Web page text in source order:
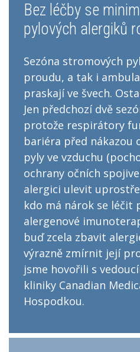
Bez léčby se
pylových alergiků
Sezóna stromových
proudu, a tak i
praskají ve švech.
Jen předchozí dvě
protože respirátory
bariéra před nákazou
pyly ve vzduchu
ochrany očních
alergici ulevit
kdo má nárok se léčit
alergenové
buď zcela zbavit
výrazně zmírnit její
jsme hovořili s
kliniky Canadian
Hospodkou.